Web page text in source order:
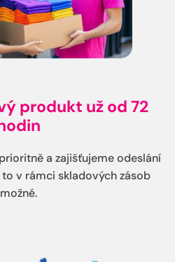
produkt už od 72
a zajišťujeme odeslání
v rámci skladových zásob
možné.